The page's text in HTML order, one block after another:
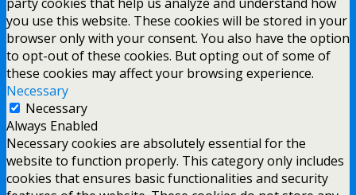
you use this website. These cookies will be stored in your
browser only with your consent. You also have the option
to opt-out of these cookies. But opting out of some of
these cookies may affect your browsing experience.
Necessary
Necessary
Always Enabled
Necessary cookies are absolutely essential for the
website to function properly. This category only includes
cookies that ensures basic functionalities and security